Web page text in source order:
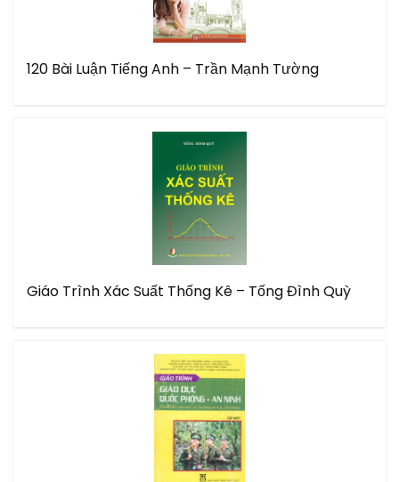
120 Bài Luận Tiếng Anh – Trần Mạnh Tường
Giáo Trình Xác Suất Thống Kê – Tống Đình Quỳ